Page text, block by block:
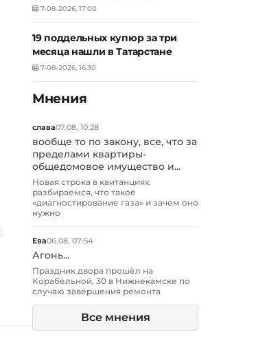
7-08-2026, 17:00
19 поддельных купюр за три
месяца нашли в Татарстане
7-08-2026, 16:30
Мнения
слава07.08, 10:28
вообще то по закону, все, что за
пределами квартиры-
общедомовое имущество и...
Новая строка в квитанциях:
разбираемся, что такое
«диагностирование газа» и зачем оно
нужно
Ева06.08, 07:54
Агонь...
Праздник двора прошёл на
Корабельной, 30 в Нижнекамске по
случаю завершения ремонта
Все мнения